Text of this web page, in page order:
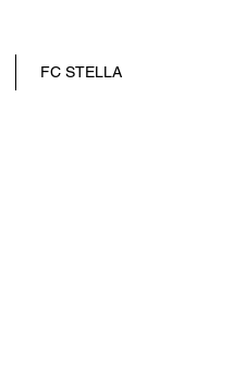
FC STELLA